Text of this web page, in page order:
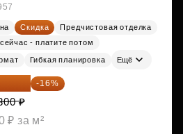
Скидка
Предчистовая отделка
- платите потом
Гибкая планировка Ещё
492 ₽ -16%
₽
₽ за м²